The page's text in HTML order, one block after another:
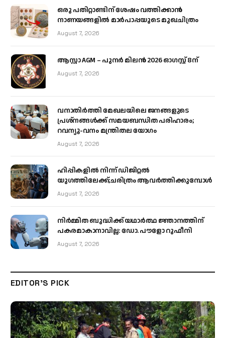
ഒരു പതിറ്റാണ്ടിന് ശേഷം വത്തിക്കാൻ
നാണയങ്ങളിൽ മാർപാപ്പയുടെ മുഖചിത്രം
August 7, 2026
ആസ്റ്റാ AGM – പുനർ മിലൻ 2026 ഓഗസ്റ്റ് 8ന്
August 7, 2026
വനാതിർത്തി മേഖലയിലെ ജനങ്ങളുടെ
പ്രശ്നങ്ങൾക്ക് സമയബന്ധിത പരിഹാരം;
റവന്യൂ-വനം മന്ത്രിതല യോഗം
August 7, 2026
ഹിപ്പികളില്‍ നിന്ന് ഡിജിറ്റല്‍
യുഗത്തിലേക്ക്;ചരിത്രം ആവര്‍ത്തിക്കുമ്പോള്‍
August 7, 2026
നിർമ്മിത ബുദ്ധിക്ക് യഥാർത്ഥ ജ്ഞാനത്തിന്
പകരമാകാനാവില്ല: ഡോ. പൗളോ റുഫീനി
August 7, 2026
EDITOR'S PICK